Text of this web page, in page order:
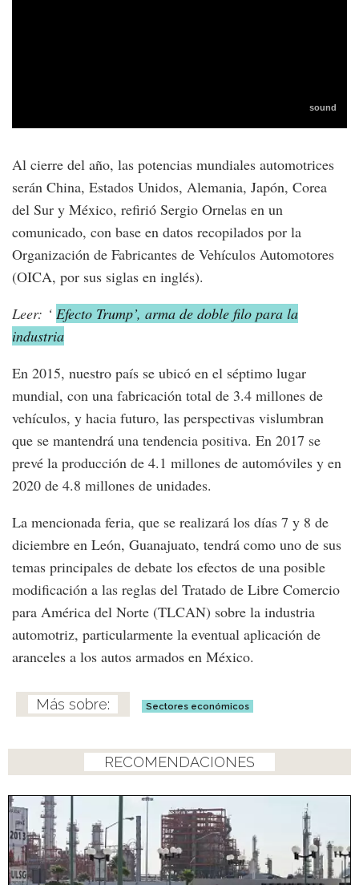
Al cierre del año, las potencias mundiales automotrices
serán China, Estados Unidos, Alemania, Japón, Corea
del Sur y México, refirió Sergio Ornelas en un
comunicado, con base en datos recopilados por la
Organización de Fabricantes de Vehículos Automotores
(OICA, por sus siglas en inglés).
Leer: ‘ Efecto Trump’, arma de doble filo para la
industria
En 2015, nuestro país se ubicó en el séptimo lugar
mundial, con una fabricación total de 3.4 millones de
vehículos, y hacia futuro, las perspectivas vislumbran
que se mantendrá una tendencia positiva. En 2017 se
prevé la producción de 4.1 millones de automóviles y en
2020 de 4.8 millones de unidades.
La mencionada feria, que se realizará los días 7 y 8 de
diciembre en León, Guanajuato, tendrá como uno de sus
temas principales de debate los efectos de una posible
modificación a las reglas del Tratado de Libre Comercio
para América del Norte (TLCAN) sobre la industria
automotriz, particularmente la eventual aplicación de
aranceles a los autos armados en México.
Sectores económicos
RECOMENDACIONES